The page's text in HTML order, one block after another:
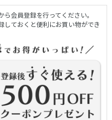
会員登録を行ってください。
しておくと便利にお買い物ができ